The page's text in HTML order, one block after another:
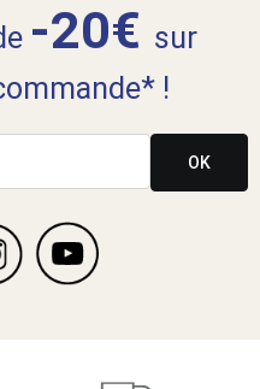
-20€ sur
!
OK